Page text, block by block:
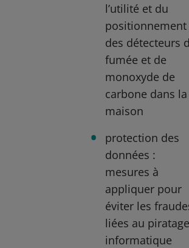
l’utilité et du
positionnement
des détecteurs
fumée et de
monoxyde de
carbone dans la
maison
protection des
données :
mesures à
appliquer pour
éviter les
liées au piratage
informatique